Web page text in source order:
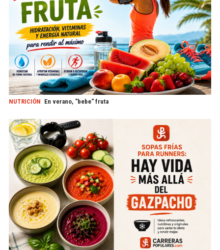
NUTRICIÓN En verano, "bebe" fruta